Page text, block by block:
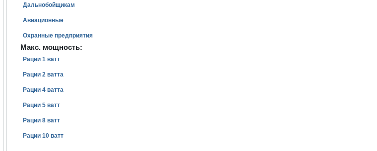
Дальнобойщикам
Авиационные
Охранные предприятия
Макс. мощность:
Рации 1 ватт
Рации 2 ватта
Рации 4 ватта
Рации 5 ватт
Рации 8 ватт
Рации 10 ватт